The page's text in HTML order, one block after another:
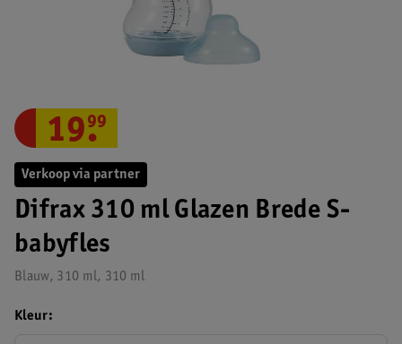
Verkoop via partner
Difrax 310 ml Glazen Brede S-
babyfles
Blauw, 310 ml, 310 ml
19.
99
Kleur